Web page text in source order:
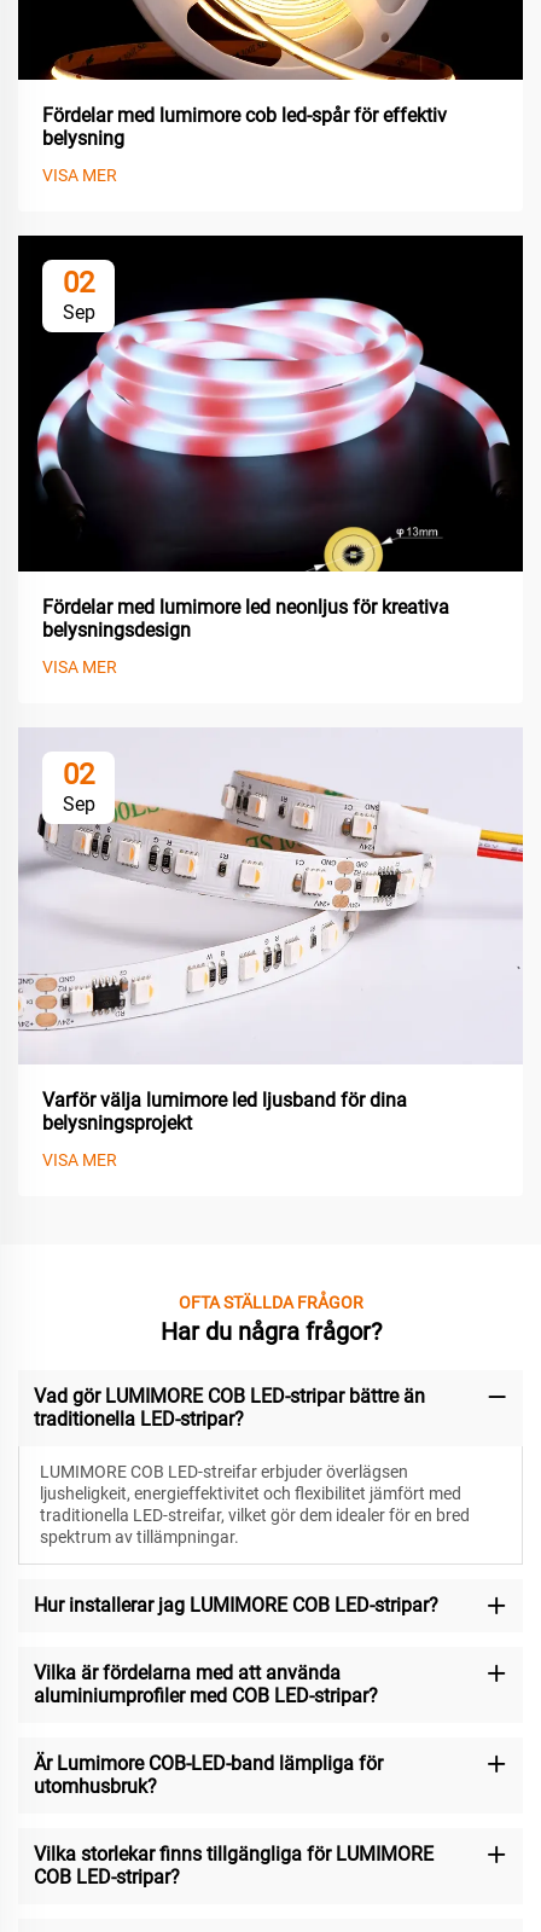
Fördelar med lumimore cob led-spår för effektiv
belysning
VISA MER
02
Sep
Fördelar med lumimore led neonljus för kreativa
belysningsdesign
VISA MER
02
Sep
Varför välja lumimore led ljusband för dina
belysningsprojekt
VISA MER
OFTA STÄLLDA FRÅGOR
Har du några frågor?
Vad gör LUMIMORE COB LED-stripar bättre än
traditionella LED-stripar?
LUMIMORE COB LED-streifar erbjuder överlägsen
ljusheligkeit, energieffektivitet och flexibilitet jämfört med
traditionella LED-streifar, vilket gör dem idealer för en bred
spektrum av tillämpningar.
Hur installerar jag LUMIMORE COB LED-stripar?
Vilka är fördelarna med att använda
aluminiumprofiler med COB LED-stripar?
Är Lumimore COB-LED-band lämpliga för
utomhusbruk?
Vilka storlekar finns tillgängliga för LUMIMORE
COB LED-stripar?